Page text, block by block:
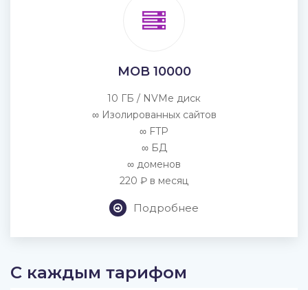
MOB 10000
10 ГБ / NVMe диск
∞ Изолированных сайтов
∞ FTP
∞ БД
∞ доменов
220 ₽ в месяц
Подробнее
С каждым тарифом